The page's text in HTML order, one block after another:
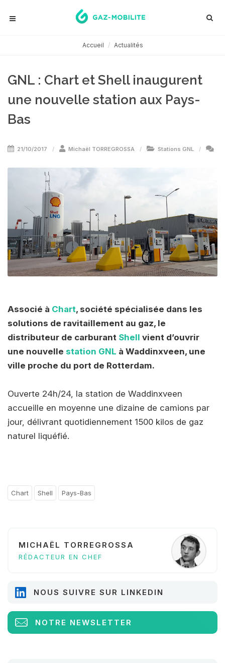
Accueil Actualités
GNL : Chart et Shell inaugurent
une nouvelle station aux Pays-
Bas
21/10/2017 Michaël TORREGROSSA Stations GNL
Associé à Chart, société spécialisée dans les
solutions de ravitaillement au gaz, le
distributeur de carburant Shell vient d’ouvrir
une nouvelle station GNL à Waddinxveen, une
ville proche du port de Rotterdam.
Ouverte 24h/24, la station de Waddinxveen
accueille en moyenne une dizaine de camions par
jour, délivrant quotidiennement 1500 kilos de gaz
naturel liquéfié.
Chart Shell Pays-Bas
MICHAËL TORREGROSSA
RÉDACTEUR EN CHEF
NOUS SUIVRE SUR LINKEDIN
NOTRE NEWSLETTER